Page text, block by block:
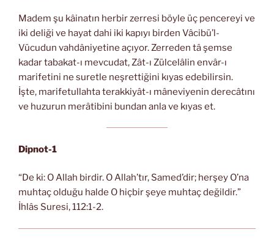
Madem şu kâinatın herbir zerresi böyle üç pencereyi ve
iki deliği ve hayat dahi iki kapıyı birden Vâcibü’l-
Vücudun vahdâniyetine açıyor. Zerreden tâ şemse
kadar tabakat-ı mevcudat, Zât-ı Zülcelâlin envâr-ı
marifetini ne suretle neşrettiğini kıyas edebilirsin.
İşte, marifetullahta terakkiyât-ı mâneviyenin derecâtını
ve huzurun merâtibini bundan anla ve kıyas et.
Dipnot-1
“De ki: O Allah birdir. O Allah’tır, Samed’dir; herşey O’na
muhtaç olduğu halde O hiçbir şeye muhtaç değildir.”
İhlâs Suresi, 112:1-2.